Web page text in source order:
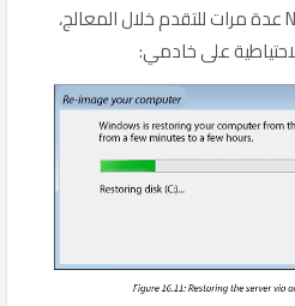
الآن، ببساطة بالنقر على Next عدة مرات للتقدم خلال المعالج،
على خادمي: